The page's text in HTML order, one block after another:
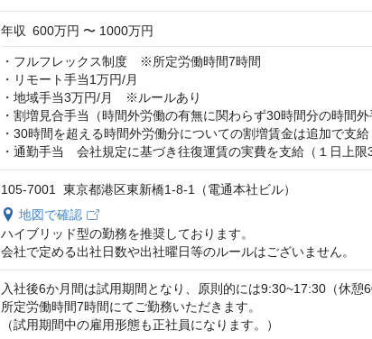
年収 600万円 〜 1000万円
・フルフレックス制度　※所定労働時間7時間
・リモート手当1万円/月
・地域手当3万円/月　※ルールあり
・割増見合手当（時間外労働の有無に関わらず30時間分の時間外
・30時間を超える時間外労働分についての割増賃金は追加で支給
・通勤手当　会社規定に基づき往復運賃の実費を支給（１日上限
105-7001 東京都港区東新橋1-8-1（電通本社ビル）
地図で確認
ハイブリッド型の勤務を推奨しております。
会社で定める出社日数や出社曜日等のルールはございません。
入社後6か月間は試用期間となり、原則的には9:30~17:30（休憩
所定労働時間7時間にてご勤務いただきます。
（試用期間中の雇用形態も正社員になります。）